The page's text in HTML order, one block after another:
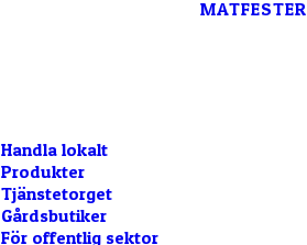
Handla lokalt
Produkter
Tjänstetorget
Gårdsbutiker
För offentlig sektor
MATFESTER